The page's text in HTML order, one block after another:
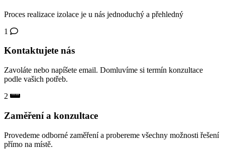
Proces realizace izolace je u nás jednoduchý a přehledný
1
Kontaktujete nás
Zavoláte nebo napíšete email. Domluvíme si termín konzultace
podle vašich potřeb.
2
Zaměření a konzultace
Provedeme odborné zaměření a probereme všechny možnosti řešení
přímo na místě.